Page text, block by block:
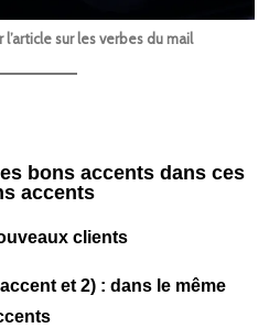
l’article sur les verbes du mail